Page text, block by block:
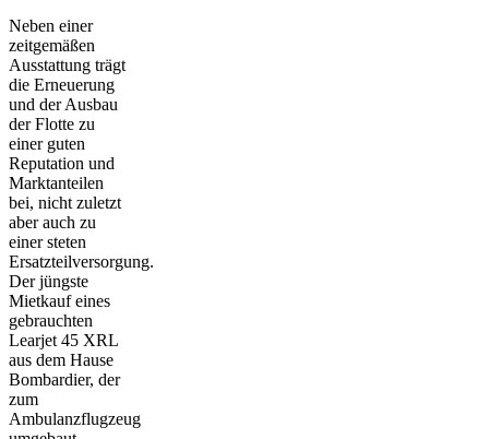
Neben einer
zeitgemäßen
Ausstattung trägt
die Erneuerung
und der Ausbau
der Flotte zu
einer guten
Reputation und
Marktanteilen
bei, nicht zuletzt
aber auch zu
einer steten
Ersatzteilversorgung.
Der jüngste
Mietkauf eines
gebrauchten
Learjet 45 XRL
aus dem Hause
Bombardier, der
zum
Ambulanzflugzeug